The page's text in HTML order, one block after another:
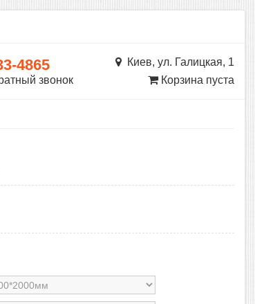
4865
звонок
Киев, ул. Галицкая, 1
Корзина пуста